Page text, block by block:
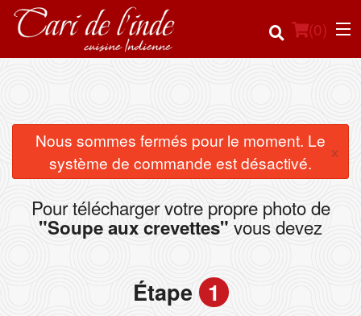
(0)
Commander en ligne
Emplacement
Français
Nous sommes fermés pour le moment. Le
système de commande est désactivé.
×
Pour télécharger votre propre photo de
"Soupe aux crevettes" vous devez
Étape 1